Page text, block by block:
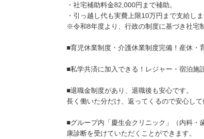
・社宅補助料金82,000円まで補助。
・引っ越し代も実費上限10万円まで支給しま
※令和8年度より、行政の制度に基づき社宅
■育児休業制度・介護休業制度完備！産休・
■私学共済に加入できる！レジャー・宿泊施
■退職金制度があり、退職後も安心です。
長く働いた分だけ、返ってくるので安心し
■グループ内「慶生会クリニック」（内科・
康診断を受けていただくことができます。